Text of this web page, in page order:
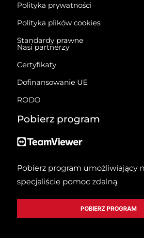
Polityka prywatności
Polityka plików cookies
Standardy prawne
Nasi partnerzy
Certyfikaty
Dofinansowanie UE
RODO
Pobierz program
Pobierz program umożliwiający
specjaliście pomoc zdalną
POBIERZ PROGRAM